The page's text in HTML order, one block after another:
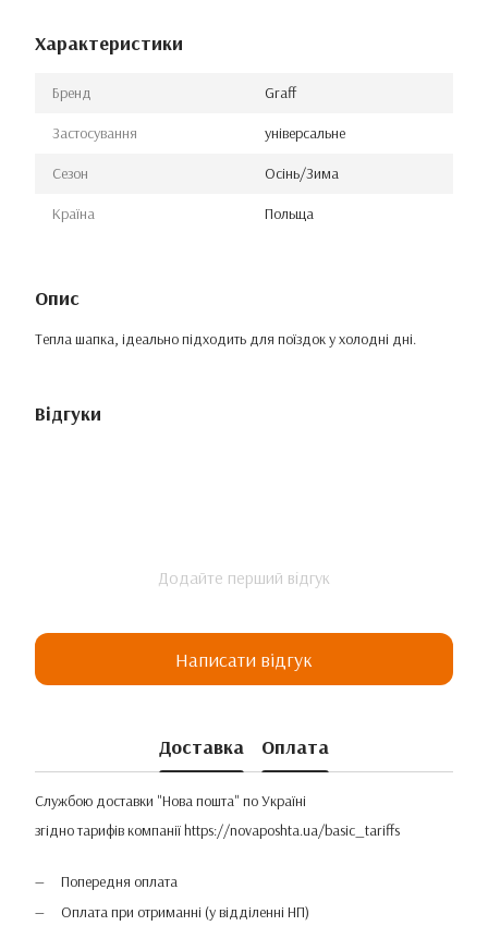
Характеристики
Бренд Graff
Застосування універсальне
Сезон Осінь/Зима
Країна Польща
Опис
Тепла шапка, ідеально підходить для поїздок у холодні дні.
Відгуки
Додайте перший відгук
Написати відгук
Доставка Оплата
Службою доставки "Нова пошта" по Україні
згідно тарифів компаніїhttps://novaposhta.ua/basic_tariffs
Попередня оплата
Оплата при отриманні (у відділенні НП)